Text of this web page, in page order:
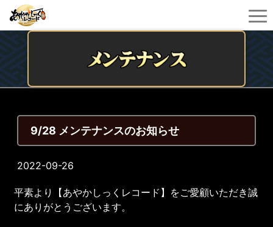
9/28 メンテナンスのお知らせ
2022-09-26
平素より【あやかしっくレコード】をご愛顧いただき誠
にありがとうございます。